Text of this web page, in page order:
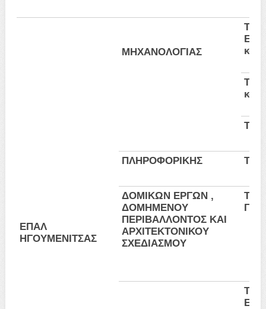
ΕΠΑΛ
ΗΓΟΥΜΕΝΙΤΣΑΣ
ΜΗΧΑΝΟΛΟΓΙΑΣ
και
και
ΠΛΗΡΟΦΟΡΙΚΗΣ
ΔΟΜΙΚΩΝ ΕΡΓΩΝ ,
ΔΟΜΗΜΕΝΟΥ
ΠΕΡΙΒΑΛΛΟΝΤΟΣ ΚΑΙ
ΑΡΧΙΤΕΚΤΟΝΙΚΟΥ
ΣΧΕΔΙΑΣΜΟΥ